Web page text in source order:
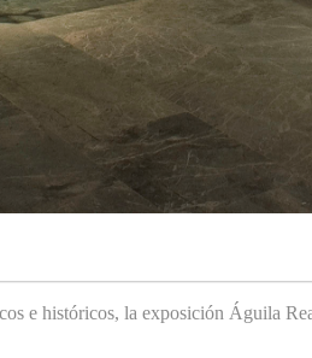
e históricos, la exposición Águila